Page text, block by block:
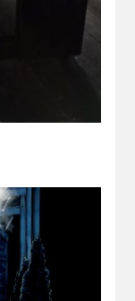
Abyss
de l’Abîme